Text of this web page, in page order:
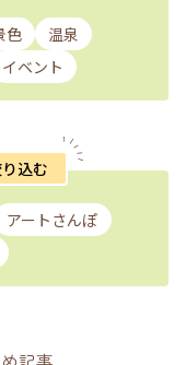
色
温泉
イベント
込む
アートさんぽ